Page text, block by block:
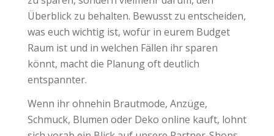
Überblick zu behalten. Bewusst zu entscheiden,
was euch wichtig ist, wofür in eurem Budget
Raum ist und in welchen Fällen ihr sparen
könnt, macht die Planung oft deutlich
entspannter.
Wenn ihr ohnehin Brautmode, Anzüge,
Schmuck, Blumen oder Deko online kauft, lohnt